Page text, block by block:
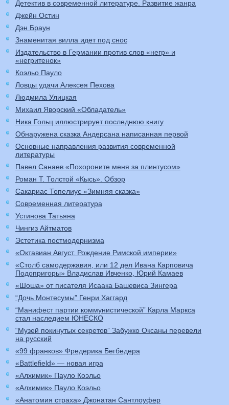
Детектив в современной литературе. Развитие жанра
Джейн Остин
Дэн Браун
Знаменитая вилла идет под снос
Издательство в Германии против слов «негр» и
«негритенок»
Коэльо Пауло
Ловцы удачи Алексея Пехова
Людмила Улицкая
Михаил Яворский «Обладатель»
Ника Гольц иллюстрирует последнюю книгу
Обнаружена сказка Андерсана написанная первой
Основные направления развития современной
литературы
Павел Санаев «Похороните меня за плинтусом»
Роман Т. Толстой «Кысь». Обзор
Сакариас Топелиус «Зимняя сказка»
Современная литература
Устинова Татьяна
Чингиз Айтматов
Эстетика постмодернизма
«Октавиан Август. Рождение Римской империи»
«Столб самодержавия, или 12 дел Ивана Карповича
Подопригоры» Владислав Ивченко, Юрий Камаев
«Шоша» от писателя Исаака Башевиса Зингера
“Дочь Монтесумы” Генри Хаггард
“Манифест партии коммунистической” Карла Маркса
стал наследием ЮНЕСКО
“Музей покинутых секретов” Забужко Оксаны перевели
на русский
«99 франков» Фредерика Бегбедера
«Battlefield» — новая игра
«Алхимик» Пауло Коэльо
«Алхимик» Пауло Коэльо
«Анатомия страха» Джонатан Сантлоуфер